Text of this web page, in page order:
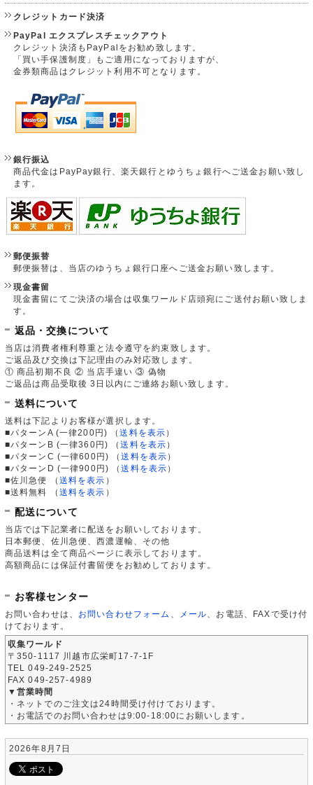
クレジットカード決済
PayPal エクスプレスチェックアウト
クレジット決済もPayPalをお勧め致します。
「買い手保護制度」もご適用になっておりますが、
金券類商品はクレジット利用不可となります。
銀行振込
商品代金はPayPay銀行、楽天銀行とゆうちょ銀行へご送金お願い致し
ます。
郵便振替
郵便振替は、当店のゆうちょ銀行口座へご送金お願い致します。
現金書留
現金書留にてご決済の場合は収集ワールド店頭宛にご送付お願い致しま
す。
返品・交換について
当店は消費者権利尊重と法令遵守を約束致します。
ご返品及び交換は下記理由のみ対応致します。
① 商品初期不良 ② 当店手違い ③ 偽物
ご返品は商品受取後 3日以内にご連絡お願い致します。
送料について
送料は下記よりお客様が選択します。
■パターンA (一律200円)
（送料を表示 ）
■パターンB (一律360円)
（送料を表示 ）
■パターンC (一律600円)
（送料を表示 ）
■パターンD (一律900円)
（送料を表示 ）
■佐川急便
（ 送料を表示 ）
■送料無料
（ 送料を表示 ）
配送について
当店では下記業者に配送をお願いしております。
日本郵便、佐川急便、西濃運輸、その他
商品送料は全て商品ページに表示しております。
高額商品には保証付書留便をお勧めしております。
お客様センター
お問い合わせは、 お問い合わせフォーム メール 、お電話、FAXで受け付
けております。
収集ワールド
〒350-1117 川越市広栄町17-7-1F
TEL 049-249-2525
FAX 049-257-4989
▼営業時間
・ネットでのご注文は24時間受け付けております。
・お電話でのお問い合わせは9:00-18:00にお願いします。
2026年8月7日